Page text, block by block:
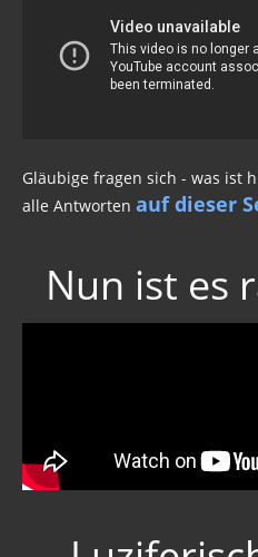
alle Antwortenauf dieser
Nun ist es